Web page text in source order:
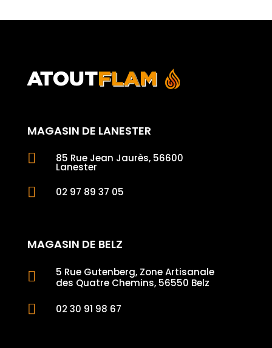
MAGASIN DE LANESTER
 85 Rue Jean Jaurès, 56600
Lanester
 02 97 89 37 05
MAGASIN DE BELZ

5 Rue Gutenberg, Zone Artisanale
des Quatre Chemins, 56550 Belz
 02 30 91 98 67